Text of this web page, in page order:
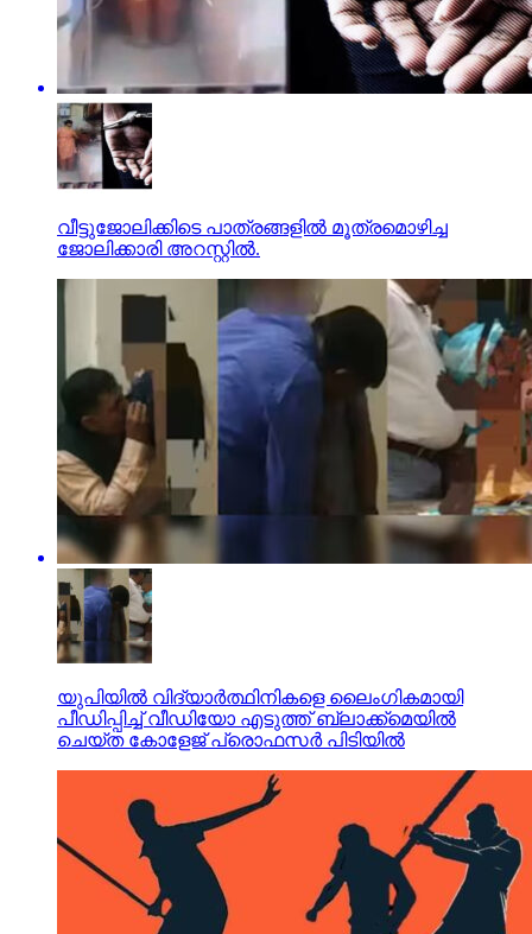
വീട്ടുജോലിക്കിടെ പാത്രങ്ങളില്‍ മൂത്രമൊഴിച്ച
ജോലിക്കാരി അറസ്റ്റില്‍.
യുപിയില്‍ വിദ്യാര്‍ത്ഥിനികളെ ലൈംഗികമായി
പീഡിപ്പിച്ച് വീഡിയോ എടുത്ത് ബ്ലാക്ക്‌മെയില്‍
ചെയ്ത കോളേജ് പ്രൊഫസര്‍ പിടിയില്‍